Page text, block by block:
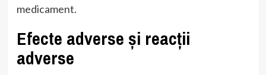
medicament.
Efecte adverse și reacții
adverse